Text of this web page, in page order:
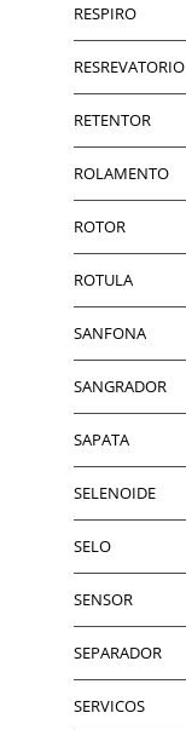
RESPIRO
RESREVATORIO
RETENTOR
ROLAMENTO
ROTOR
ROTULA
SANFONA
SANGRADOR
SAPATA
SELENOIDE
SELO
SENSOR
SEPARADOR
SERVICOS